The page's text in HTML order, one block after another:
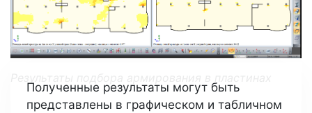
Полученные результаты могут быть
представлены в графическом и табличном